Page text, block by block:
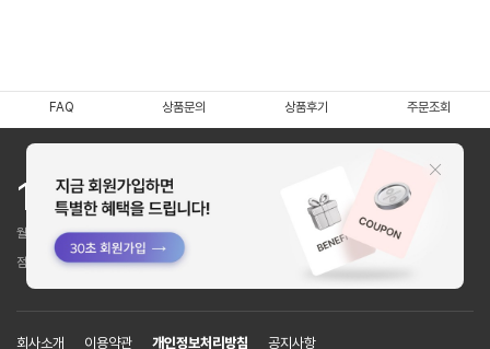
FAQ 상품문의 상품후기 주문조회
1544 - 6101
월~목 : 10:00~16:00 / 금 : 9:30~16:00
점심시간 : 12:00~13:00 (토,일,공휴일 휴무)
회사소개 이용약관 개인정보처리방침 공지사항